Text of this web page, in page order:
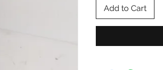
Add to Cart